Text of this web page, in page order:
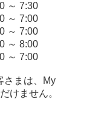
7:30
7:00
7:00
8:00
7:00
さまは、My
けません。